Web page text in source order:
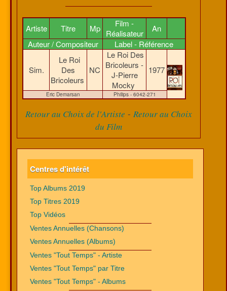
Artiste Titre Mp
Film -
Réalisateur
An
Auteur / Compositeur
Label - Référence
Sim.
Le Roi
Des
Bricoleurs
NC
Le Roi Des
Bricoleurs -
J-Pierre
Mocky
1977
Eric Demarsan Philips - 6042-271
Retour au Choix de l'Artiste - Retour au Choix
du Film
Centres d'intérêt
Top Albums 2019
Top Titres 2019
Top Vidéos
Ventes Annuelles (Chansons)
Ventes Annuelles (Albums)
Ventes "Tout Temps" - Artiste
Ventes "Tout Temps" par Titre
Ventes "Tout Temps" - Albums